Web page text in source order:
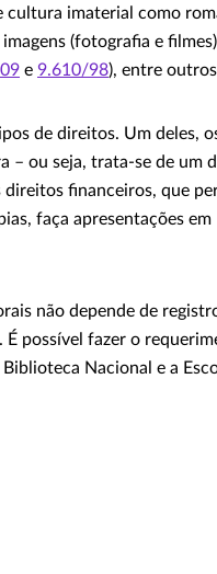
imaterial como
(fotografia e
e 9.610/98), entre
de direitos. Um deles,
– ou seja, trata-se de um
financeiros, que
faça apresentações
não depende de
possível fazer o
Nacional e a